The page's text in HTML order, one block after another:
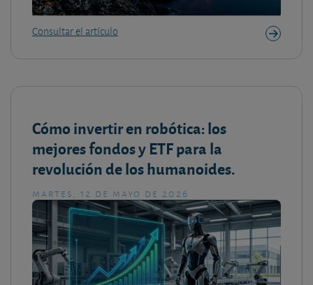
Consultar el artículo
Cómo invertir en robótica: los
mejores fondos y ETF para la
revolución de los humanoides.
martes, 12 de mayo de 2026